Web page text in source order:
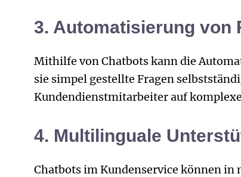
3. Automatisierung von
Mithilfe von Chatbots kann die
sie simpel gestellte Fragen
Kundendienstmitarbeiter auf
4. Multilinguale
Chatbots im Kundenservice können